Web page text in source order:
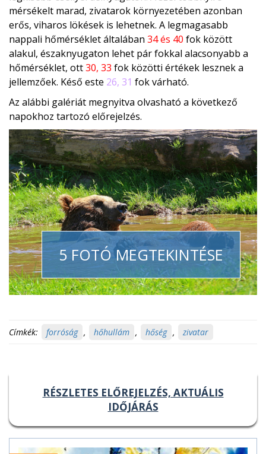
mérsékelt marad, zivatarok környezetében azonban
erős, viharos lökések is lehetnek. A legmagasabb
nappali hőmérséklet általában 34 és 40 fok között
alakul, északnyugaton lehet pár fokkal alacsonyabb a
hőmérséklet, ott30, 33 fok közötti értékek lesznek a
jellemzőek. Késő este 26, 31 fok várható.
Az alábbi galériát megnyitva olvasható a következő
napokhoz tartozó előrejelzés.
5 FOTÓ MEGTEKINTÉSE
Címkék: forróság , hőhullám , hőség , zivatar
RÉSZLETES ELŐREJELZÉS, AKTUÁLIS
IDŐJÁRÁS